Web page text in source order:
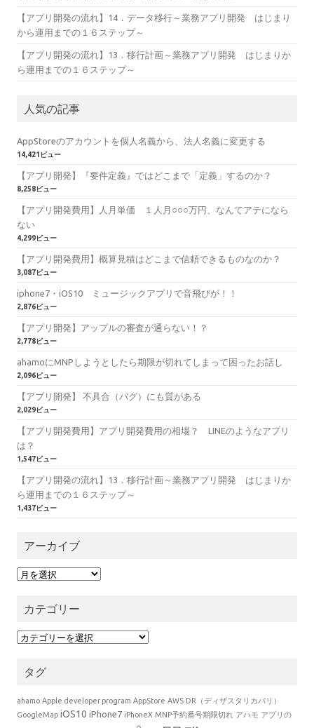
【アプリ開発の流れ】14．データ移行～業務アプリ開発 はじまり
から運用までの１６ステップ～
【アプリ開発の流れ】13．移行計画～業務アプリ開発 はじまりか
ら運用までの１６ステップ～
人気の記事
AppStoreのアカウントを個人名義から、法人名義に変更する
14,421ビュー
【アプリ開発】『要件定義』ではどこまで「定義」するのか？
8,258ビュー
【アプリ開発費用】人月単価 １人月○○○万円、なんてアテになら
ない
4,299ビュー
【アプリ開発費用】概算見積はどこまで信頼できるものなのか？
3,087ビュー
iphone7・iOS10 ミュージックアプリで音飛びが！！
2,876ビュー
【アプリ開発】アップルの審査が通らない！？
2,778ビュー
ahamoにMNPしようとしたら期限が切れてしまって困ったお話し
2,096ビュー
【アプリ開発】 不具合（バグ）にも質がある
2,029ビュー
【アプリ開発費用】アプリ開発費用の相場？ LINEのようなアプリ
は？
1,547ビュー
【アプリ開発の流れ】13．移行計画～業務アプリ開発 はじまりか
ら運用までの１６ステップ～
1,437ビュー
アーカイブ
アーカイブ
カテゴリー
カテゴリー
タグ
ahamo Apple developer program AppStore AWS DR（ディザスタリカバリ）
GoogleMap iOS10 iPhone7 iPhoneX MNP予約番号期限切れ アハモ アプリの